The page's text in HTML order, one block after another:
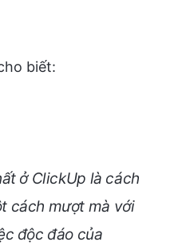
biết:
ở ClickUp là cách
cách mượt mà với
độc đáo của